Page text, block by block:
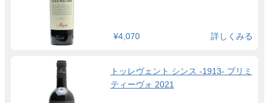
¥4,070 詳しくみる
トッレヴェント シンス -1913- プリミ
ティーヴォ 2021